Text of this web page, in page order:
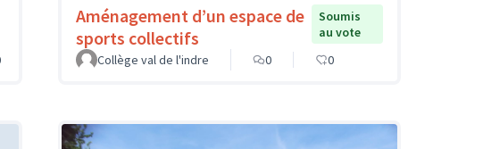
Aménagement d’un espace de
sports collectifs
Soumis
au vote
Collège val de l'indre
0 0